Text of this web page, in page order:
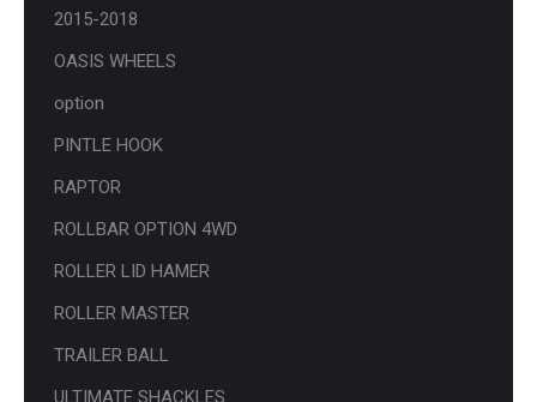
2015-2018
OASIS WHEELS
option
PINTLE HOOK
RAPTOR
ROLLBAR OPTION 4WD
ROLLER LID HAMER
ROLLER MASTER
TRAILER BALL
ULTIMATE SHACKLES